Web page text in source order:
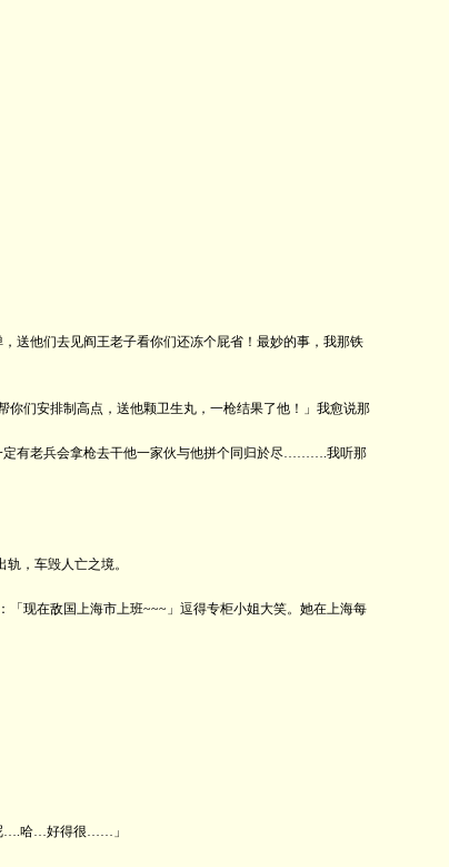
送他们去见阎王老子看你们还冻个屁省！最妙的事，我那铁
们安排制高点，送他颗卫生丸，一枪结果了他！」我愈说那
有老兵会拿枪去干他一家伙与他拼个同归於尽……….我听那
出轨，车毁人亡之境。
现在敌国上海市上班~~~」逗得专柜小姐大笑。她在上海每
….哈…好得很……」